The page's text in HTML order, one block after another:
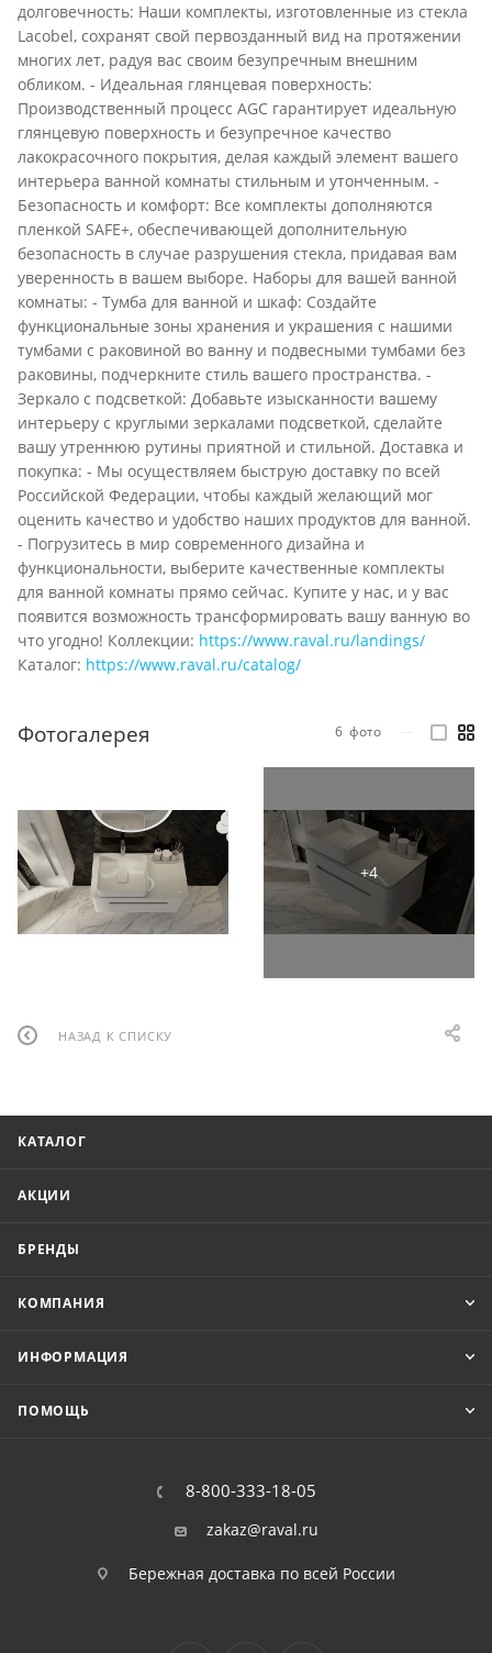
долговечность: Наши комплекты, изготовленные из стекла
Lacobel, сохранят свой первозданный вид на протяжении
многих лет, радуя вас своим безупречным внешним
обликом. - Идеальная глянцевая поверхность:
Производственный процесс AGC гарантирует идеальную
глянцевую поверхность и безупречное качество
лакокрасочного покрытия, делая каждый элемент вашего
интерьера ванной комнаты стильным и утонченным. -
Безопасность и комфорт: Все комплекты дополняются
пленкой SAFE+, обеспечивающей дополнительную
безопасность в случае разрушения стекла, придавая вам
уверенность в вашем выборе. Наборы для вашей ванной
комнаты: - Тумба для ванной и шкаф: Создайте
функциональные зоны хранения и украшения с нашими
тумбами с раковиной во ванну и подвесными тумбами без
раковины, подчеркните стиль вашего пространства. -
Зеркало с подсветкой: Добавьте изысканности вашему
интерьеру с круглыми зеркалами подсветкой, сделайте
вашу утреннюю рутины приятной и стильной. Доставка и
покупка: - Мы осуществляем быструю доставку по всей
Российской Федерации, чтобы каждый желающий мог
оценить качество и удобство наших продуктов для ванной.
- Погрузитесь в мир современного дизайна и
функциональности, выберите качественные комплекты
для ванной комнаты прямо сейчас. Купите у нас, и у вас
появится возможность трансформировать вашу ванную во
что угодно! Коллекции: https://www.raval.ru/landings/
Каталог: https://www.raval.ru/catalog/
Фотогалерея 6 фото
НАЗАД К СПИСКУ
КАТАЛОГ
АКЦИИ
БРЕНДЫ
КОМПАНИЯ
ИНФОРМАЦИЯ
ПОМОЩЬ
8-800-333-18-05
zakaz@raval.ru
Бережная доставка по всей России